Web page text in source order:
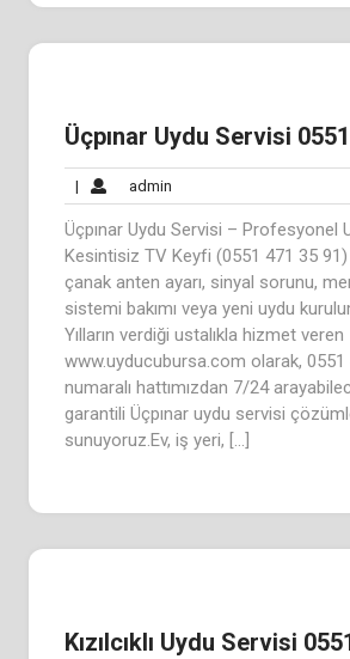
Üçpınar Uydu Servisi
| admin
Üçpınar Uydu Servisi – Profesyonel
Kesintisiz TV Keyfi (0551 471 35 91)
çanak anten ayarı, sinyal sorunu,
sistemi bakımı veya yeni uydu
Yılların verdiği ustalıkla hizmet veren
www.uyducubursa.com olarak, 0551
numaralı hattımızdan 7/24
garantili Üçpınar uydu servisi
sunuyoruz.Ev, iş yeri, […]
Kızılcıklı Uydu Servisi